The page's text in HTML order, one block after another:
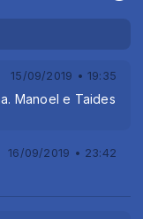
15/09/2019 • 19:35
Manoel e Taides
16/09/2019 • 23:42